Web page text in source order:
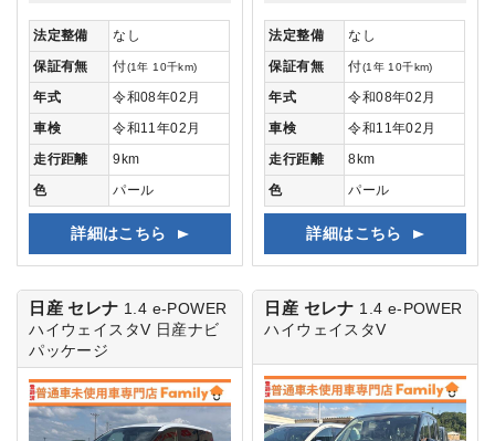
法定整備
なし
保証有無
付(1年 10千km)
年式
令和08年02月
車検
令和11年02月
走行距離
9km
色
パール
詳細はこちら
法定整備
なし
保証有無
付(1年 10千km)
年式
令和08年02月
車検
令和11年02月
走行距離
8km
色
パール
詳細はこちら
日産 セレナ 1.4 e-POWER
ハイウェイスタV 日産ナビ
パッケージ
日産 セレナ 1.4 e-POWER
ハイウェイスタV